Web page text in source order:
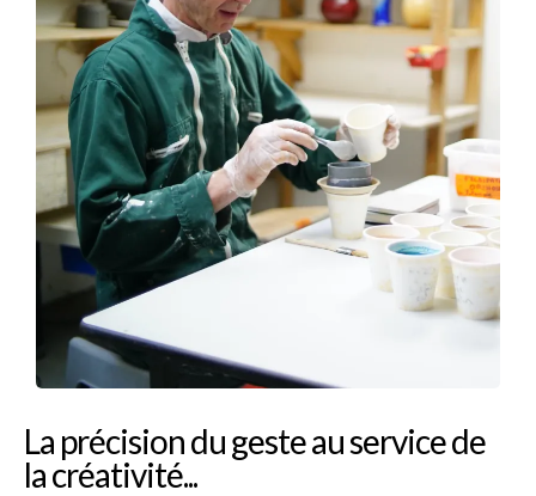
La précision du geste au service de
la créativité...